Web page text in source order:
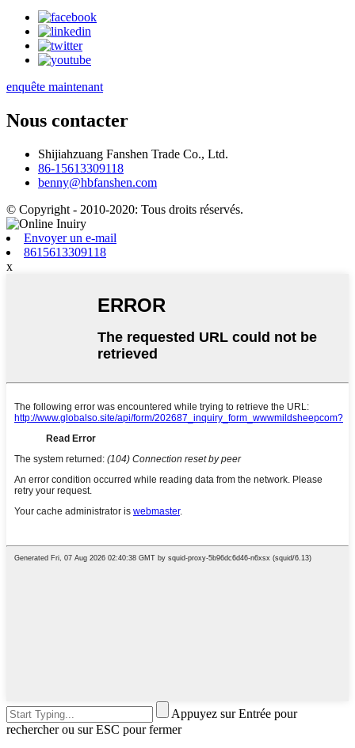
enquête maintenant
Nous contacter
Shijiahzuang Fanshen Trade Co., Ltd.
86-15613309118
benny@hbfanshen.com
© Copyright - 2010-2020: Tous droits réservés.
Envoyer un e-mail
8615613309118
x
Appuyez sur Entrée pour
rechercher ou sur ESC pour fermer